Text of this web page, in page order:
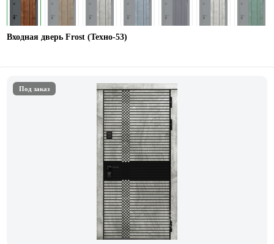
Входная дверь Frost (Техно-53)
Под заказ